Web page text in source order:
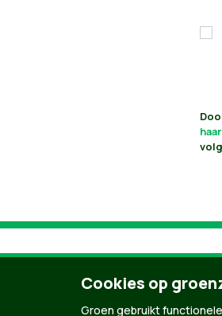
Cookies op
Groen gebruikt